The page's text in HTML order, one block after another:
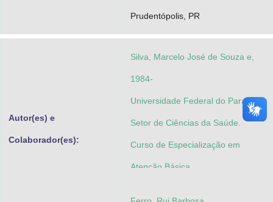
Prudentópolis, PR
Autor(es) e
Colaborador(es):
Silva, Marcelo José de Souza e,
1984-
Universidade Federal do Paraná.
Setor de Ciências da Saúde.
Curso de Especialização em
Atenção Básica